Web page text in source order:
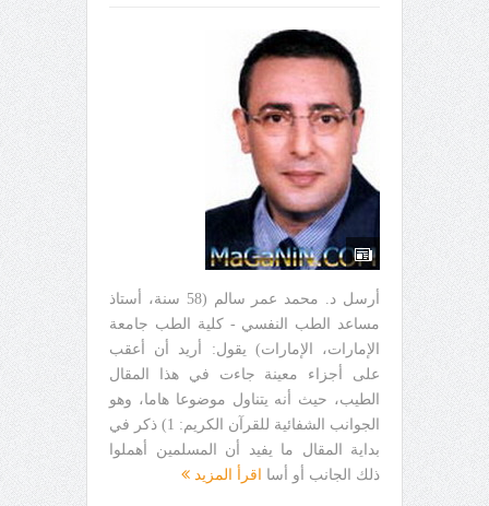
أرسل د. محمد عمر سالم (58 سنة، أستاذ
مساعد الطب النفسي - كلية الطب جامعة
الإمارات، الإمارات) يقول: أريد أن أعقب
على أجزاء معينة جاءت في هذا المقال
الطيب، حيث أنه يتناول موضوعا هاما، وهو
الجوانب الشفائية للقرآن الكريم: 1) ذكر في
بداية المقال ما يفيد أن المسلمين أهملوا
ذلك الجانب أو أسا اقرأ المزيد